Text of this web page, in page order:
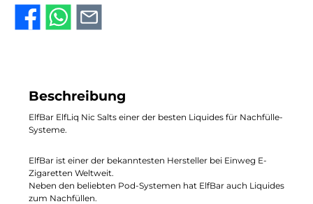
Beschreibung
ElfBar ElfLiq Nic Salts einer der besten Liquides für Nachfülle-
Systeme.
ElfBar ist einer der bekanntesten Hersteller bei Einweg E-
Zigaretten Weltweit.
Neben den beliebten Pod-Systemen hat ElfBar auch Liquides
zum Nachfüllen.